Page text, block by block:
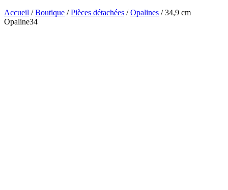
Accueil /Boutique /Pièces détachées /Opalines / 34,9 cm
Opaline34